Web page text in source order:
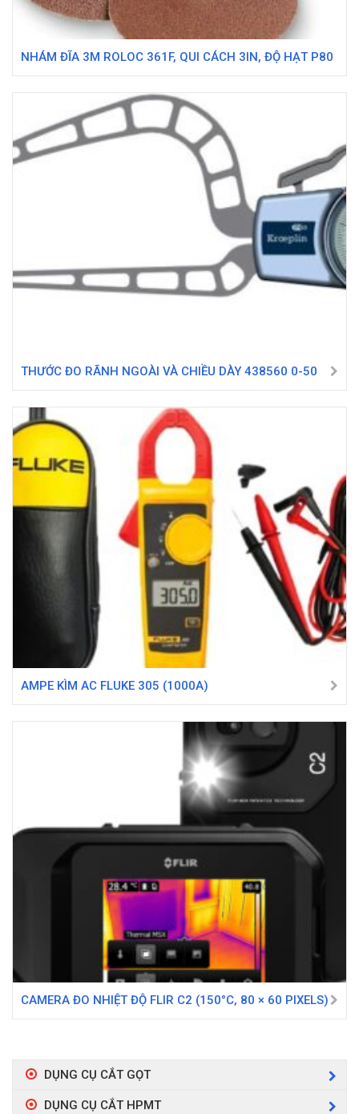
NHÁM ĐĨA 3M ROLOC 361F, QUI CÁCH 3IN, ĐỘ HẠT P80
THƯỚC ĐO RÃNH NGOÀI VÀ CHIỀU DÀY 438560 0-50
AMPE KÌM AC FLUKE 305 (1000A)
CAMERA ĐO NHIỆT ĐỘ FLIR C2 (150°C, 80 × 60 PIXELS)
DỤNG CỤ CẮT GỌT
DỤNG CỤ CẮT HPMT